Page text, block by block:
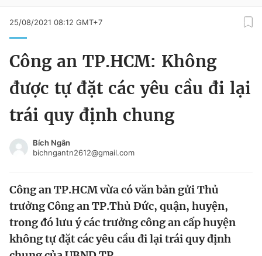
Chuyên mục
Chuyên mục khác
Chào ngày mới Tin 24h
Video Magazine
Sản phẩm khác
Đổi mật khẩu
Tin đã lưu
Tin đã xem
Đăng xuất
25/08/2021 08:12 GMT+7
Công an TP.HCM: Không
được tự đặt các yêu cầu đi lại
trái quy định chung
Bích Ngân
bichngantn2612@gmail.com
Công an TP.HCM vừa có văn bản gửi Thủ
trưởng Công an TP.Thủ Đức, quận, huyện,
trong đó lưu ý các trưởng công an cấp huyện
không tự đặt các yêu cầu đi lại trái quy định